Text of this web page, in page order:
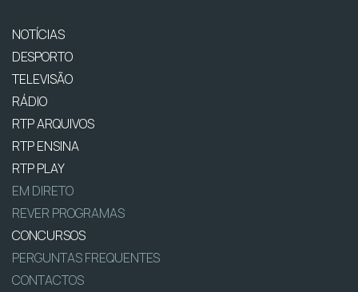
NOTÍCIAS
DESPORTO
TELEVISÃO
RÁDIO
RTP ARQUIVOS
RTP ENSINA
RTP PLAY
EM DIRETO
REVER PROGRAMAS
CONCURSOS
PERGUNTAS FREQUENTES
CONTACTOS